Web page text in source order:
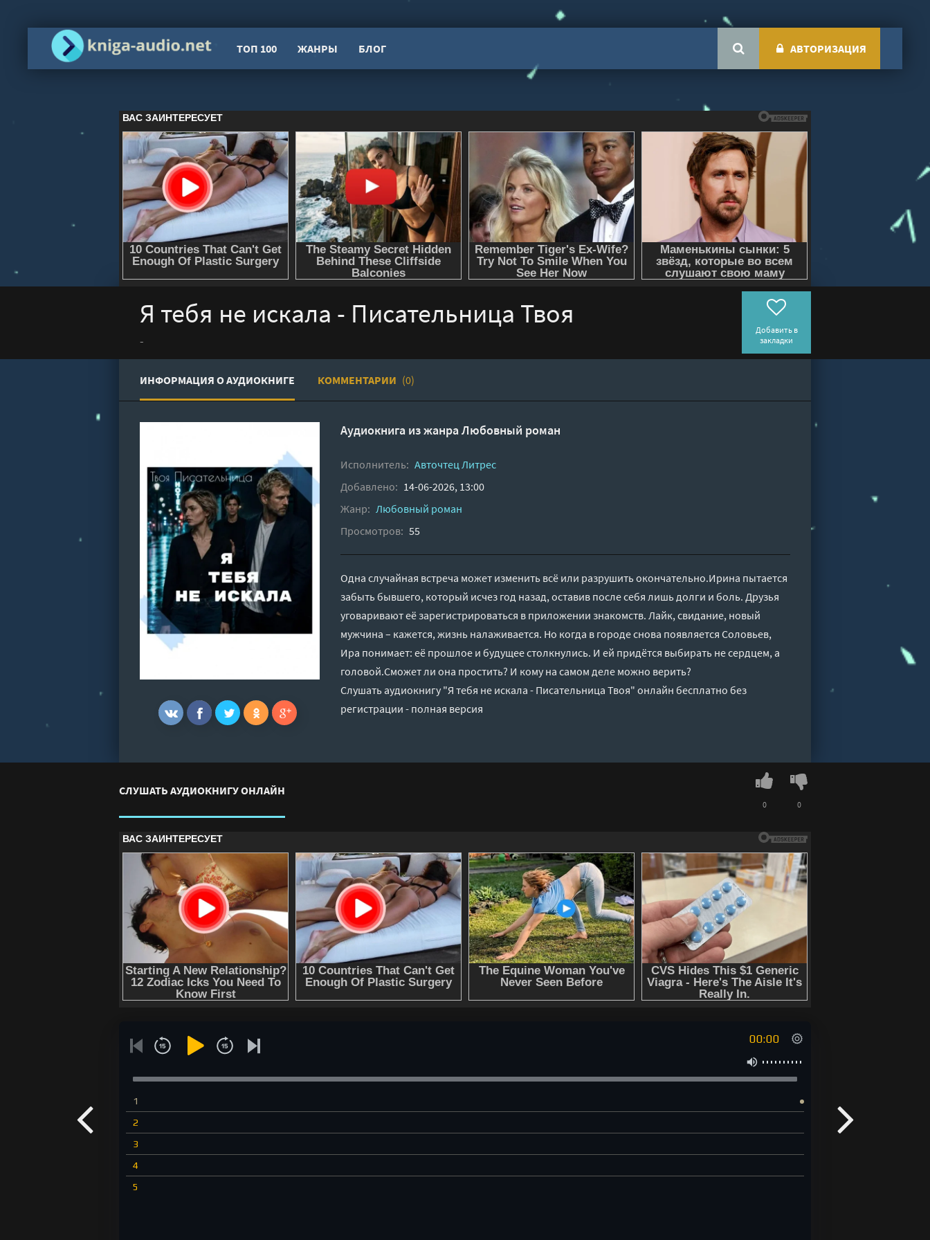
ТОП 100 ЖАНРЫ БЛОГ АВТОРИЗАЦИЯ
Я тебя не искала - Писательница Твоя
-
Добавить в
закладки
ИНФОРМАЦИЯ О АУДИОКНИГЕ КОММЕНТАРИИ (0)
Аудиокнига из жанраЛюбовный роман
Исполнитель: Авточтец Литрес
Добавлено: 14-06-2026, 13:00
Жанр: Любовный роман
Просмотров: 55
Одна случайная встреча может изменить всё или разрушить окончательно.Ирина пытается
забыть бывшего, который исчез год назад, оставив после себя лишь долги и боль. Друзья
уговаривают её зарегистрироваться в приложении знакомств. Лайк, свидание, новый
мужчина – кажется, жизнь налаживается. Но когда в городе снова появляется Соловьев,
Ира понимает: её прошлое и будущее столкнулись. И ей придётся выбирать не сердцем, а
головой.Сможет ли она простить? И кому на самом деле можно верить?
Слушать аудиокнигу "Я тебя не искала - Писательница Твоя" онлайн бесплатно без
регистрации - полная версия
СЛУШАТЬ АУДИОКНИГУ ОНЛАЙН
0 0
00:00
1
2
3
4
5